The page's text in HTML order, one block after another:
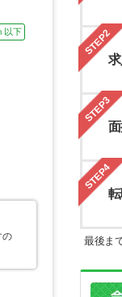
以下
の
STEP2
STEP3
STEP4
転
最後ま